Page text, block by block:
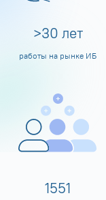
>30 лет
работы на рынке ИБ
1600